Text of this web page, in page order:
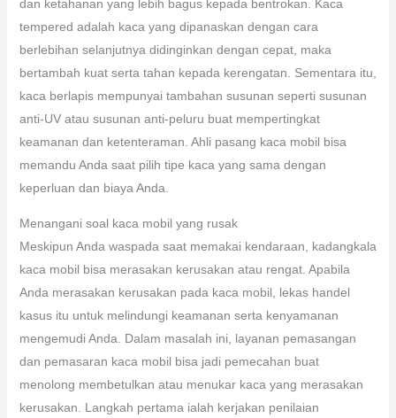
dan ketahanan yang lebih bagus kepada bentrokan. Kaca
tempered adalah kaca yang dipanaskan dengan cara
berlebihan selanjutnya didinginkan dengan cepat, maka
bertambah kuat serta tahan kepada kerengatan. Sementara itu,
kaca berlapis mempunyai tambahan susunan seperti susunan
anti-UV atau susunan anti-peluru buat mempertingkat
keamanan dan ketenteraman. Ahli pasang kaca mobil bisa
memandu Anda saat pilih tipe kaca yang sama dengan
keperluan dan biaya Anda.
Menangani soal kaca mobil yang rusak
Meskipun Anda waspada saat memakai kendaraan, kadangkala
kaca mobil bisa merasakan kerusakan atau rengat. Apabila
Anda merasakan kerusakan pada kaca mobil, lekas handel
kasus itu untuk melindungi keamanan serta kenyamanan
mengemudi Anda. Dalam masalah ini, layanan pemasangan
dan pemasaran kaca mobil bisa jadi pemecahan buat
menolong membetulkan atau menukar kaca yang merasakan
kerusakan. Langkah pertama ialah kerjakan penilaian